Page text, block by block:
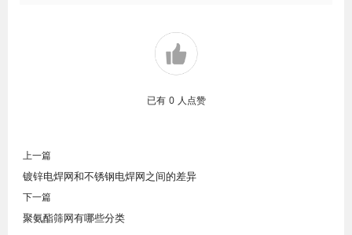
已有 0 人点赞
上一篇
镀锌电焊网和不锈钢电焊网之间的差异
下一篇
聚氨酯筛网有哪些分类